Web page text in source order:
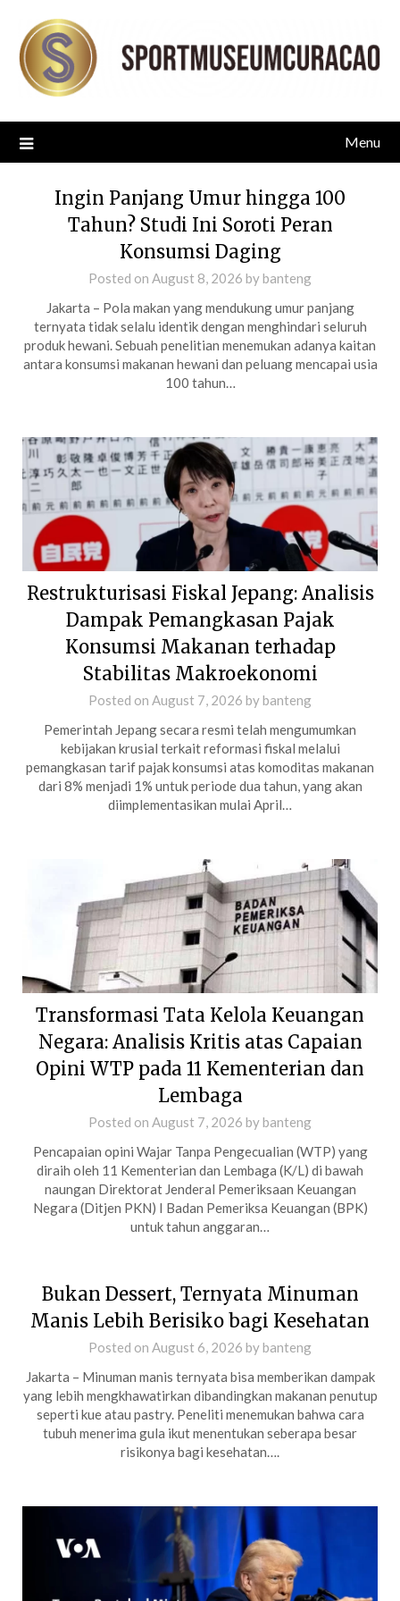
content
Menu
Ingin Panjang Umur hingga 100
Tahun? Studi Ini Soroti Peran
Konsumsi Daging
Posted on August 8, 2026 bybanteng
Jakarta – Pola makan yang mendukung umur panjang
ternyata tidak selalu identik dengan menghindari seluruh
produk hewani. Sebuah penelitian menemukan adanya kaitan
antara konsumsi makanan hewani dan peluang mencapai usia
100 tahun…
Restrukturisasi Fiskal Jepang: Analisis
Dampak Pemangkasan Pajak
Konsumsi Makanan terhadap
Stabilitas Makroekonomi
Posted on August 7, 2026 bybanteng
Pemerintah Jepang secara resmi telah mengumumkan
kebijakan krusial terkait reformasi fiskal melalui
pemangkasan tarif pajak konsumsi atas komoditas makanan
dari 8% menjadi 1% untuk periode dua tahun, yang akan
diimplementasikan mulai April…
Transformasi Tata Kelola Keuangan
Negara: Analisis Kritis atas Capaian
Opini WTP pada 11 Kementerian dan
Lembaga
Posted on August 7, 2026 bybanteng
Pencapaian opini Wajar Tanpa Pengecualian (WTP) yang
diraih oleh 11 Kementerian dan Lembaga (K/L) di bawah
naungan Direktorat Jenderal Pemeriksaan Keuangan
Negara (Ditjen PKN) I Badan Pemeriksa Keuangan (BPK)
untuk tahun anggaran…
Bukan Dessert, Ternyata Minuman
Manis Lebih Berisiko bagi Kesehatan
Posted on August 6, 2026 bybanteng
Jakarta – Minuman manis ternyata bisa memberikan dampak
yang lebih mengkhawatirkan dibandingkan makanan penutup
seperti kue atau pastry. Peneliti menemukan bahwa cara
tubuh menerima gula ikut menentukan seberapa besar
risikonya bagi kesehatan….